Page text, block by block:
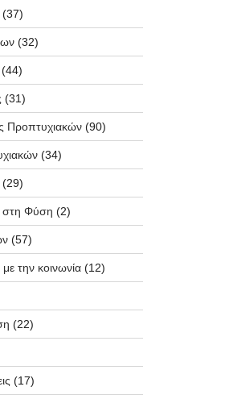
(32)
(44)
(31)
Προπτυχιακών(90)
(34)
(29)
στη Φύση (2)
(57)
την κοινωνία(12)
(22)
(17)